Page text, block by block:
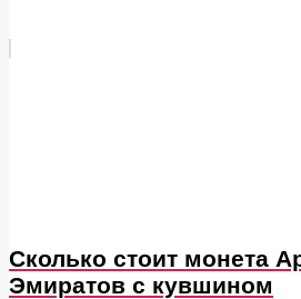
Сколько стоит монета
Эмиратов с кувшином